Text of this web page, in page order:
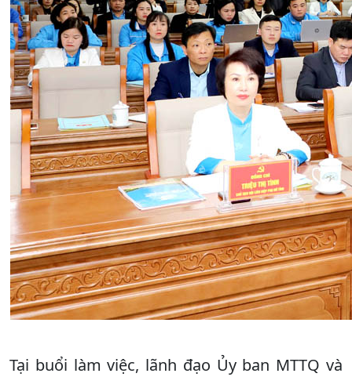
Tại buổi làm việc, lãnh đạo Ủy ban MTTQ và